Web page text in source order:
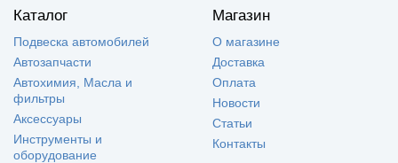
Каталог
Подвеска автомобилей
Автозапчасти
Автохимия, Масла и
фильтры
Аксессуары
Инструменты и
оборудование
Магазин
О магазине
Доставка
Оплата
Новости
Статьи
Контакты